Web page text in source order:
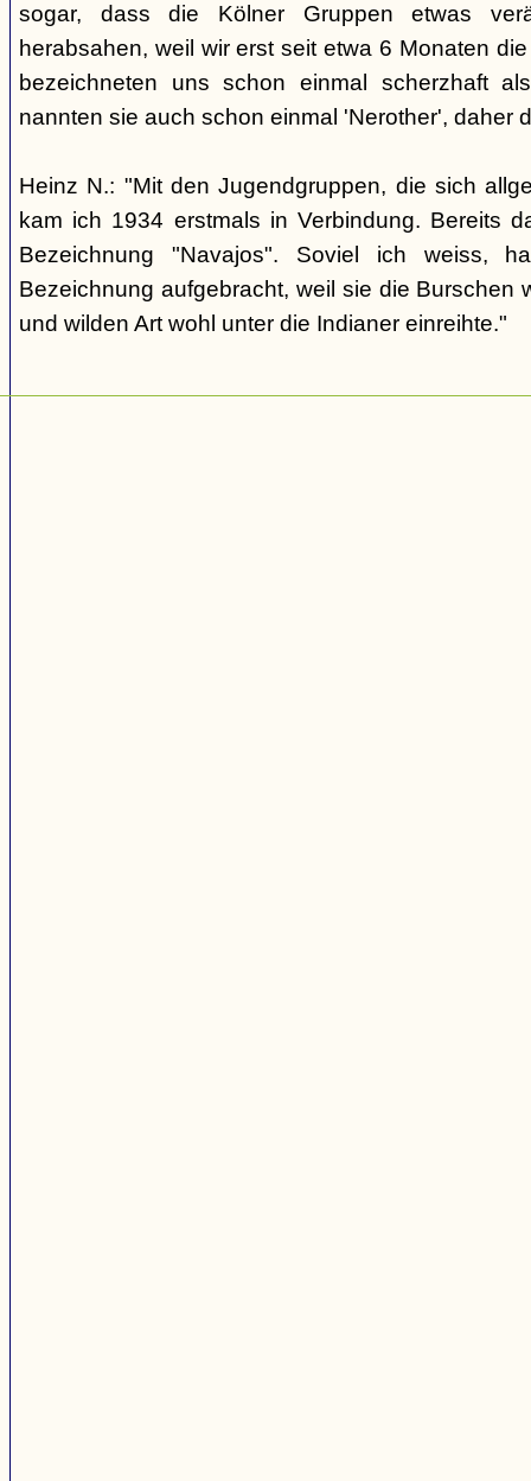
sogar, dass die Kölner Gruppen etwas
herabsahen, weil wir erst seit etwa 6 Monaten
bezeichneten uns schon einmal scherzhaft
nannten sie auch schon einmal 'Nerother', daher
Heinz N.: "Mit den Jugendgruppen, die sich
kam ich 1934 erstmals in Verbindung. Bereits
Bezeichnung "Navajos". Soviel ich weiss,
Bezeichnung aufgebracht, weil sie die Burschen
und wilden Art wohl unter die Indianer einreihte."